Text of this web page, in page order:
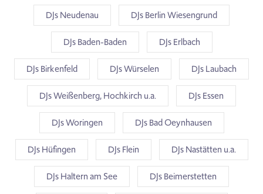
DJs Neudenau DJs Berlin Wiesengrund
DJs Baden-Baden DJs Erlbach
DJs Birkenfeld DJs Würselen DJs Laubach
DJs Weißenberg, Hochkirch u.a. DJs Essen
DJs Woringen DJs Bad Oeynhausen
DJs Hüfingen DJs Flein DJs Nastätten u.a.
DJs Haltern am See DJs Beimerstetten